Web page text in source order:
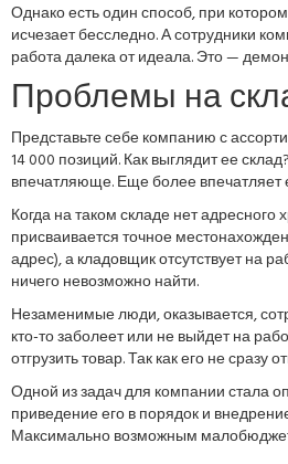
Однако есть один способ, при
исчезает бесследно. А сотрудники
работа далека от идеала. Это —
Проблемы на
Представьте себе компанию с
14 000 позиций. Как выглядит ее
впечатляюще. Еще более впечатляет
Когда на таком складе нет адресного
присваивается точное
адрес), а кладовщик отсутствует на
ничего невозможно найти.
Незаменимые люди, оказывается,
кто-то заболеет или не выйдет на
отгрузить товар. Так как его не сразу
Одной из задач для компании стала
приведение его в порядок и
Максимально возможным